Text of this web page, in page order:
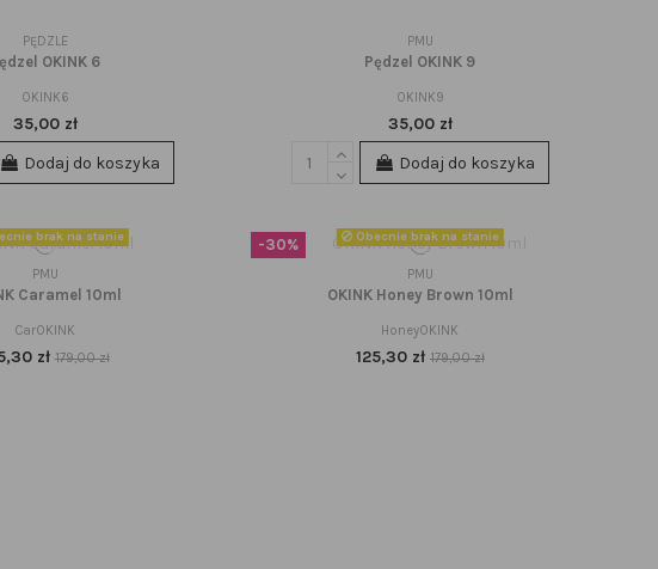
PĘDZLE
OKINK 6
OKINK6
35,00 zł
Dodaj do koszyka
PMU
Pędzel OKINK 9
OKINK9
35,00 zł
Dodaj do koszyka
brak na stanie
PMU
Caramel 10ml
CarOKINK
zł 179,00 zł
-30% Obecnie brak na stanie
PMU
OKINK Honey Brown 10ml
HoneyOKINK
125,30 zł 179,00 zł